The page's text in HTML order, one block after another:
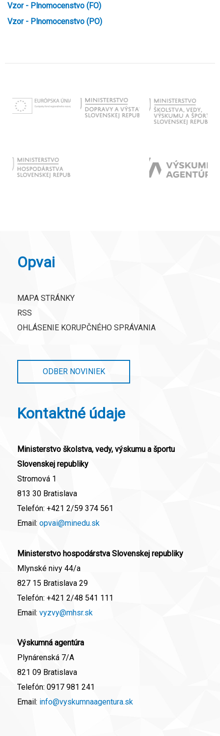
Vzor - Plnomocenstvo (FO)
Vzor - Plnomocenstvo (PO)
Opvai
MAPA STRÁNKY
RSS
OHLÁSENIE KORUPČNÉHO SPRÁVANIA
ODBER NOVINIEK
Kontaktné údaje
Ministerstvo školstva, vedy, výskumu a športu
Slovenskej republiky
Stromová 1
813 30 Bratislava
Telefón: +421 2/59 374 561
Email: opvai@minedu.sk
Ministerstvo hospodárstva Slovenskej republiky
Mlynské nivy 44/a
827 15 Bratislava 29
Telefón: +421 2/48 541 111
Email: vyzvy@mhsr.sk
Výskumná agentúra
Plynárenská 7/A
821 09 Bratislava
Telefón: 0917 981 241
Email: info@vyskumnaagentura.sk